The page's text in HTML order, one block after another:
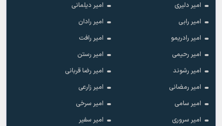
امیر دلیری
امیر دیلمانی
امیر رابی
امیر رادان
امیر رادریمو
امیر رافت
امیر رحیمی
امیر رستن
امیر رشوند
امیر رضا قربانی
امیر رمضانی
امیر زارعی
امیر سامی
امیر سرخی
امیر سروری
امیر سفیر